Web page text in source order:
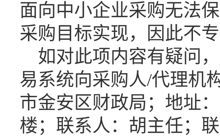
面向中小企业采购无法
采购目标实现，因此不
如对此项内容有疑问
易系统向采购人/代理机
市金安区财政局；地址
楼；联系人：胡主任；